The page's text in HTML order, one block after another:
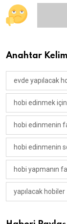
Anahtar
evde yapılacak
hobi edinmek
hobi edinmenin
hobi edinmenin
hobi yapmanın
yapılacak hobiler